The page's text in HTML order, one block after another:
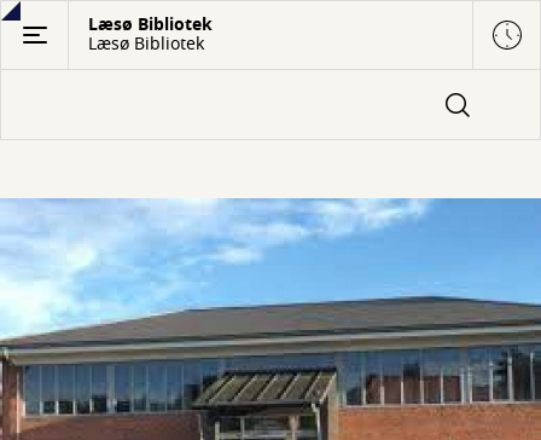
Gå
hovedindhold
Læsø Bibliotek
Læsø Bibliotek